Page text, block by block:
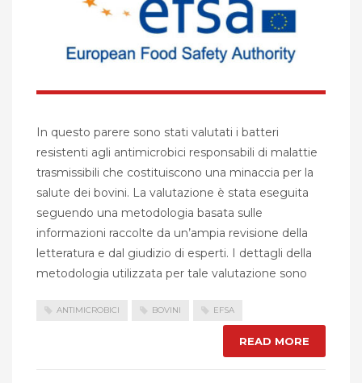
In questo parere sono stati valutati i batteri
resistenti agli antimicrobici responsabili di malattie
trasmissibili che costituiscono una minaccia per la
salute dei bovini. La valutazione è stata eseguita
seguendo una metodologia basata sulle
informazioni raccolte da un’ampia revisione della
letteratura e dal giudizio di esperti. I dettagli della
metodologia utilizzata per tale valutazione sono
ANTIMICROBICI BOVINI EFSA
READ MORE